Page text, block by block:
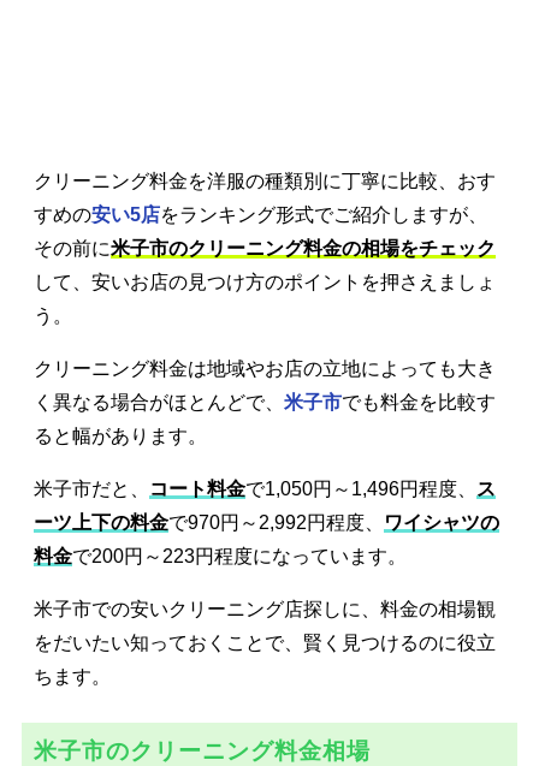
クリーニング料金を洋服の種類別に丁寧に比較、おす
すめの安い5店をランキング形式でご紹介しますが、
その前に米子市のクリーニング料金の相場をチェック
して、安いお店の見つけ方のポイントを押さえましょ
う。
クリーニング料金は地域やお店の立地によっても大き
く異なる場合がほとんどで、 米子市でも料金を比較す
ると幅があります。
米子市だと、 コート料金で1,050円～1,496円程度、
ス
ーツ上下の料金で970円～2,992円程度、
ワイシャツの
料金で200円～223円程度になっています。
米子市での安いクリーニング店探しに、料金の相場観
をだいたい知っておくことで、賢く見つけるのに役立
ちます。
米子市のクリーニング料金相場